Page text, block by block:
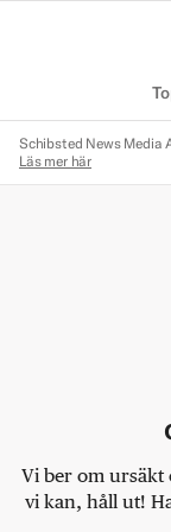
Schibsted News Media
Läs mer här
Vi ber om ursäkt
vi kan, håll ut!